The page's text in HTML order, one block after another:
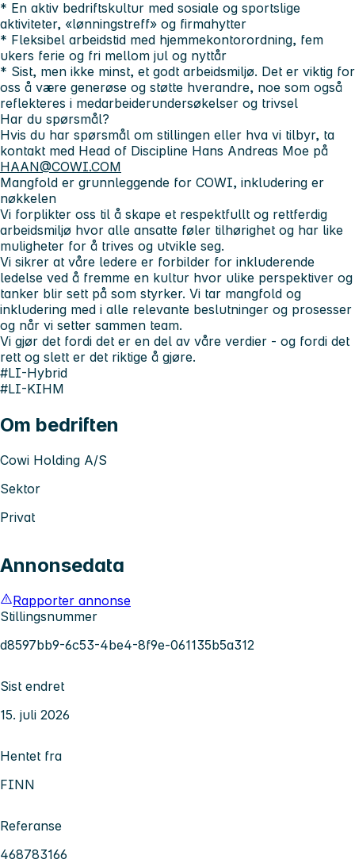
* En aktiv bedriftskultur med sosiale og sportslige
aktiviteter, «lønningstreff» og firmahytter
* Fleksibel arbeidstid med hjemmekontorordning, fem
ukers ferie og fri mellom jul og nyttår
* Sist, men ikke minst, et godt arbeidsmiljø. Det er viktig for
oss å være generøse og støtte hverandre, noe som også
reflekteres i medarbeiderundersøkelser og trivsel
Har du spørsmål?
Hvis du har spørsmål om stillingen eller hva vi tilbyr, ta
kontakt med Head of Discipline Hans Andreas Moe på
HAAN@COWI.COM
Mangfold er grunnleggende for COWI, inkludering er
nøkkelen
Vi forplikter oss til å skape et respektfullt og rettferdig
arbeidsmiljø hvor alle ansatte føler tilhørighet og har like
muligheter for å trives og utvikle seg.
Vi sikrer at våre ledere er forbilder for inkluderende
ledelse ved å fremme en kultur hvor ulike perspektiver og
tanker blir sett på som styrker. Vi tar mangfold og
inkludering med i alle relevante beslutninger og prosesser
og når vi setter sammen team.
Vi gjør det fordi det er en del av våre verdier - og fordi det
rett og slett er det riktige å gjøre.
#LI-Hybrid
#LI-KIHM
Om bedriften
Cowi Holding A/S
Sektor
Privat
Annonsedata
Rapporter annonse
Stillingsnummer
d8597bb9-6c53-4be4-8f9e-061135b5a312
Sist endret
15. juli 2026
Hentet fra
FINN
Referanse
468783166